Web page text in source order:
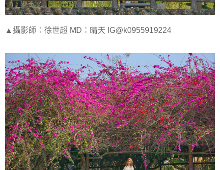
▲攝影師：徐世超 MD：晴天 IG@k0955919224